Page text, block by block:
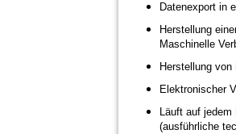
Datenexport in
Herstellung
Maschinelle
Herstellung
Elektronischer
Läuft auf
(ausführliche